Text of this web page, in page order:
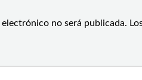
no será publicada.